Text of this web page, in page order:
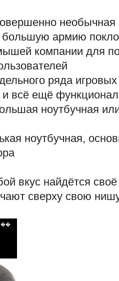
армию
компании для
ряда
всё ещё
ноутбучная
ноутбучная,
вкус найдётся
сверху свою
��